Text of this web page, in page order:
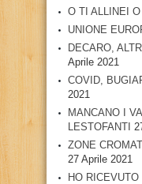
O TI ALLINEI
UNIONE
DECARO,
Aprile 2021
COVID,
2021
MANCANO I
LESTOFANTI
ZONE
27 Aprile 2021
HO